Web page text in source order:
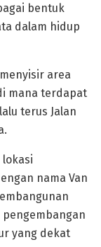
bentuk
dalam hidup
area
mana terdapat
terus Jalan
lokasi
nama Van
yang dekat